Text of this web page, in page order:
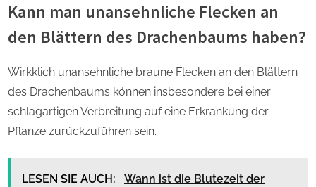
Kann man unansehnliche Flecken an
den Blättern des Drachenbaums haben?
Wirkklich unansehnliche braune Flecken an den Blättern
des Drachenbaums können insbesondere bei einer
schlagartigen Verbreitung auf eine Erkrankung der
Pflanze zurückzuführen sein.
LESEN SIE AUCH:
Wann ist die Blutezeit der